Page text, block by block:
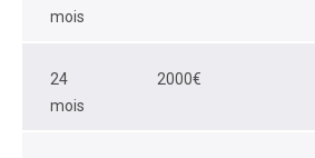
mois
24
mois
2000€